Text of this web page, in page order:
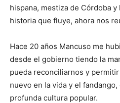
hispana, mestiza de Córdoba y
historia que fluye, ahora nos
Hace 20 años Mancuso me
desde el gobierno tiendo la
pueda reconciliarnos y
nuevo en la vida y el
profunda cultura popular.